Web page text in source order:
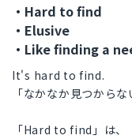
・Hard to find
・Elusive
・Like finding a
It's hard to find.
「なかなか見つからな
「Hard to find」は、